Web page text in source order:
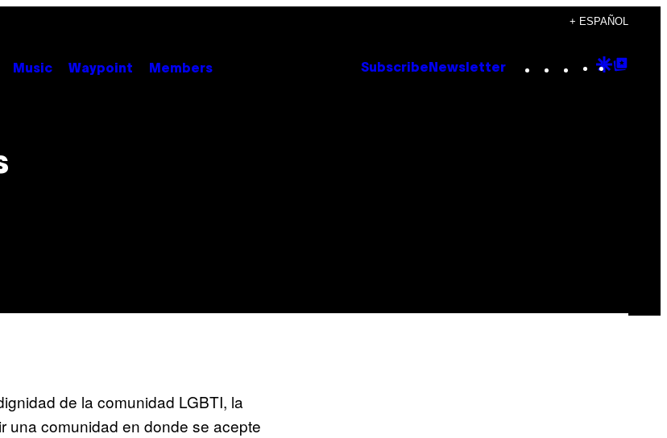
+ ESPAÑOL
Music Waypoint Members Subscribe Newsletter Instagram
TikTok
YouTube
Google
de la comunidad LGBTI, la
una comunidad en donde se acepte